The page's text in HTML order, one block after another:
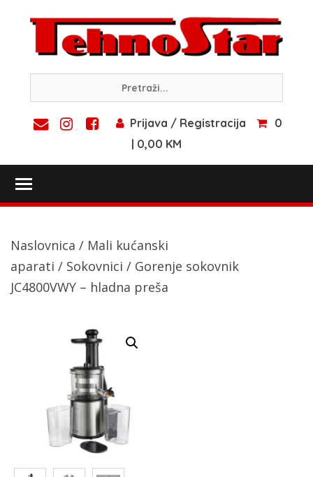
content
Prijava / Registracija
0
| 0,00 KM
Naslovnica / Mali kućanski
aparati / Sokovnici / Gorenje sokovnik
JC4800VWY – hladna preša